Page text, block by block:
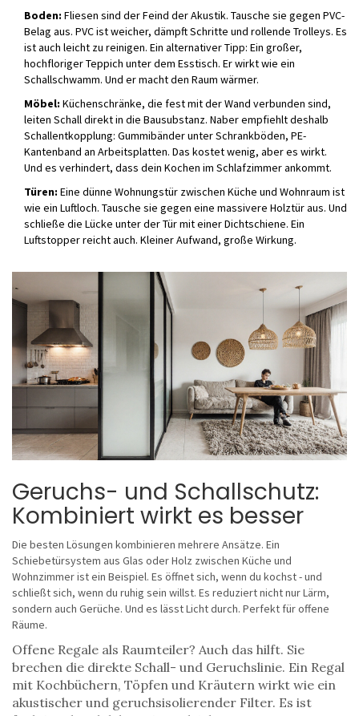
Boden: Fliesen sind der Feind der Akustik. Tausche sie gegen PVC-
Belag aus. PVC ist weicher, dämpft Schritte und rollende Trolleys. Es
ist auch leicht zu reinigen. Ein alternativer Tipp: Ein großer,
hochfloriger Teppich unter dem Esstisch. Er wirkt wie ein
Schallschwamm. Und er macht den Raum wärmer.
Möbel: Küchenschränke, die fest mit der Wand verbunden sind,
leiten Schall direkt in die Bausubstanz. Naber empfiehlt deshalb
Schallentkopplung: Gummibänder unter Schrankböden, PE-
Kantenband an Arbeitsplatten. Das kostet wenig, aber es wirkt.
Und es verhindert, dass dein Kochen im Schlafzimmer ankommt.
Türen: Eine dünne Wohnungstür zwischen Küche und Wohnraum ist
wie ein Luftloch. Tausche sie gegen eine massivere Holztür aus. Und
schließe die Lücke unter der Tür mit einer Dichtschiene. Ein
Luftstopper reicht auch. Kleiner Aufwand, große Wirkung.
Geruchs- und Schallschutz:
Kombiniert wirkt es besser
Die besten Lösungen kombinieren mehrere Ansätze. Ein
Schiebetürsystem aus Glas oder Holz zwischen Küche und
Wohnzimmer ist ein Beispiel. Es öffnet sich, wenn du kochst - und
schließt sich, wenn du ruhig sein willst. Es reduziert nicht nur Lärm,
sondern auch Gerüche. Und es lässt Licht durch. Perfekt für offene
Räume.
Offene Regale als Raumteiler? Auch das hilft. Sie
brechen die direkte Schall- und Geruchslinie. Ein Regal
mit Kochbüchern, Töpfen und Kräutern wirkt wie ein
akustischer und geruchsisolierender Filter. Es ist